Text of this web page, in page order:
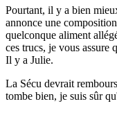
Pourtant, il y a bien
annonce une
quelconque aliment
ces trucs, je vous assure
Il y a Julie.
La Sécu devrait
tombe bien, je suis sûr